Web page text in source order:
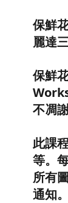
保鮮
麗達
保鮮
不凋
此課
等。
所有
通知。